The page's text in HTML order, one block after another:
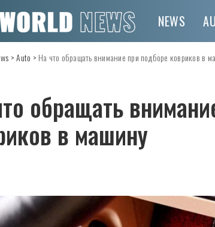
NEWS
>Auto > На что обращать внимание при подборе ковриков в
обращать
в машину